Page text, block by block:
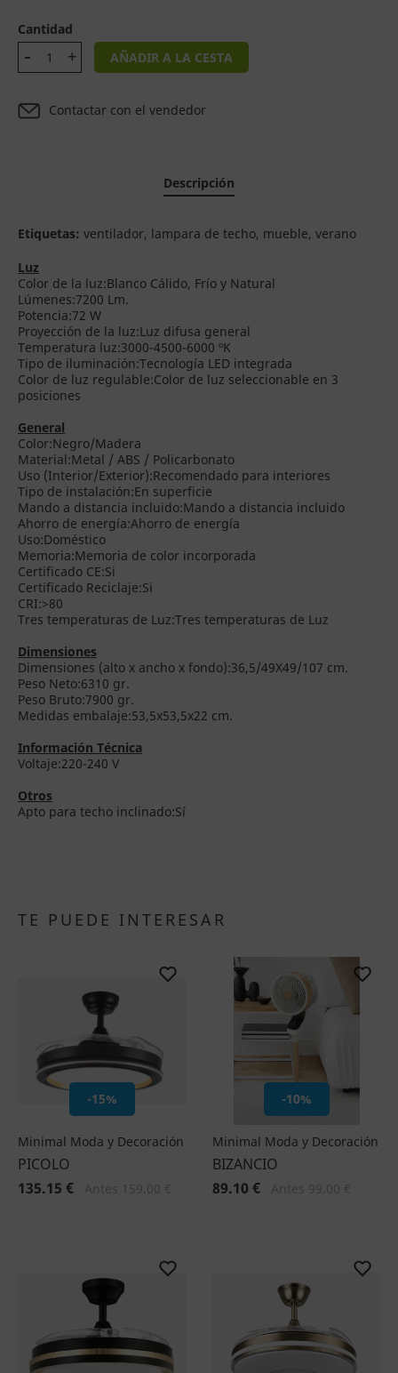
Cantidad
AÑADIR A LA CESTA
Contactar con el vendedor
Descripción
Etiquetas: ventilador, lampara de techo, mueble, verano
Luz
Color de la luz:Blanco Cálido, Frío y Natural
Lúmenes:7200 Lm.
Potencia:72 W
Proyección de la luz:Luz difusa general
Temperatura luz:3000-4500-6000 ºK
Tipo de iluminación:Tecnología LED integrada
Color de luz regulable:Color de luz seleccionable en 3
posiciones
General
Color:Negro/Madera
Material:Metal / ABS / Policarbonato
Uso (Interior/Exterior):Recomendado para interiores
Tipo de instalación:En superficie
Mando a distancia incluido:Mando a distancia incluido
Ahorro de energía:Ahorro de energía
Uso:Doméstico
Memoria:Memoria de color incorporada
Certificado CE:Si
Certificado Reciclaje:Si
CRI:>80
Tres temperaturas de Luz:Tres temperaturas de Luz
Dimensiones
Dimensiones (alto x ancho x fondo):36,5/49X49/107 cm.
Peso Neto:6310 gr.
Peso Bruto:7900 gr.
Medidas embalaje:53,5x53,5x22 cm.
Información Técnica
Voltaje:220-240 V
Otros
Apto para techo inclinado:Sí
TE PUEDE INTERESAR
-15%
Minimal Moda y Decoración
PICOLO
135.15 €
-10%
Minimal Moda y Decoración
BIZANCIO
89.10 €